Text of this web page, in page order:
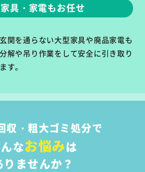
具・家電もお任せ
玄関を通らない大型家具や廃品家電も
分解や吊り作業をして安全に引き取り
ます。
収・粗大ゴミ処分で
なお悩みは
りませんか？